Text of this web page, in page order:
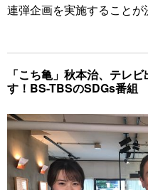
連弾企画を実施することが
「こち亀」秋本治、テレ
す！BS-TBSのSDGs番組